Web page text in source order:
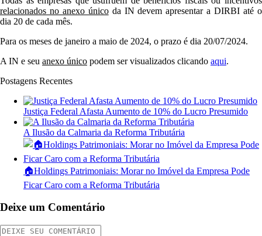
relacionados no anexo únicoda IN devem apresentar a DIRBI até o
dia 20 de cada mês.
Para os meses de janeiro a maio de 2024, o prazo é dia 20/07/2024.
A IN e seu anexo único podem ser visualizados clicando aqui.
Postagens Recentes
Justiça Federal Afasta Aumento de 10% do Lucro Presumido
A Ilusão da Calmaria da Reforma Tributária
🏠Holdings Patrimoniais: Morar no Imóvel da Empresa Pode
Ficar Caro com a Reforma Tributária
Deixe um Comentário